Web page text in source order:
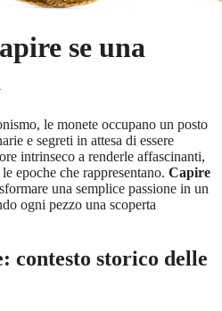
se una
le monete occupano un posto
e segreti in attesa di essere
intrinseco a renderle affascinanti,
epoche che rappresentano. Capire
una semplice passione in un
ogni pezzo una scoperta
contesto storico delle